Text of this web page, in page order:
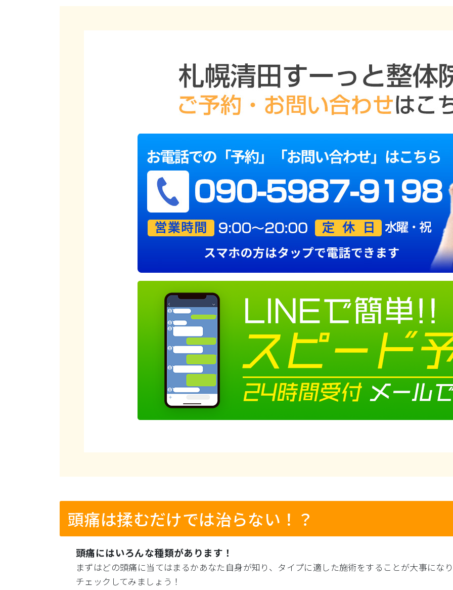
頭痛は揉むだけでは治らない！？
頭痛にはいろんな種類があります！
まずはどの頭痛に当てはまるかあなた自身が知り、タイプに適した施術をすることが大事にな
チェックしてみましょう！